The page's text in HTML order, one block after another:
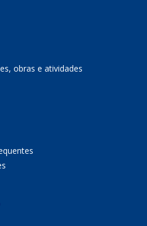
obras e atividades